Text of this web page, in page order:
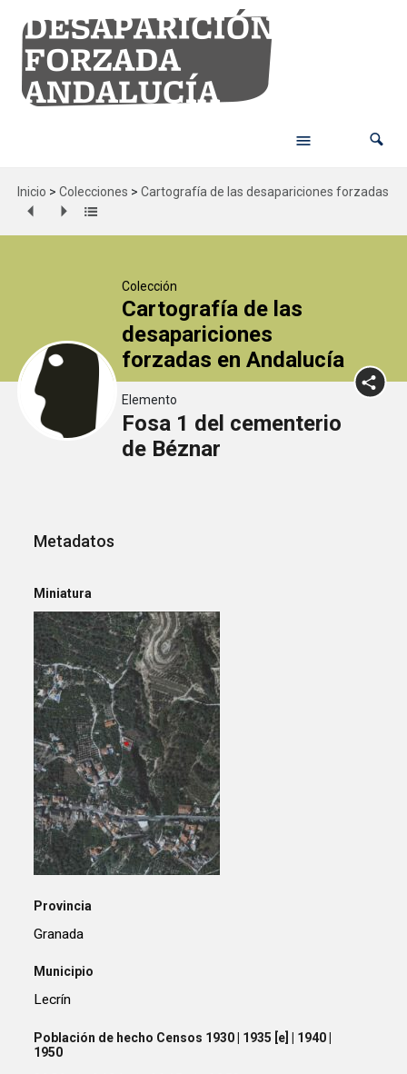
Inicio > Colecciones > Cartografía de las desapariciones forzadas
Colección
Cartografía de las
desapariciones
forzadas en Andalucía
Elemento
Fosa 1 del cementerio
de Béznar
Metadatos
Miniatura
Provincia
Granada
Municipio
Lecrín
Población de hecho Censos 1930 | 1935 [e] | 1940 |
1950